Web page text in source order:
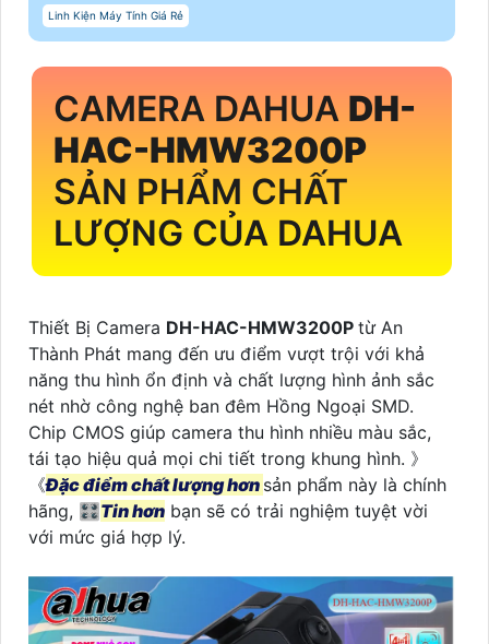
Linh Kiện Máy Tính Giá Rẻ
CAMERA DAHUA DH-
HAC-HMW3200P
SẢN PHẨM CHẤT
LƯỢNG CỦA DAHUA
Thiết Bị Camera DH-HAC-HMW3200P từ An
Thành Phát mang đến ưu điểm vượt trội với khả
năng thu hình ổn định và chất lượng hình ảnh sắc
nét nhờ công nghệ ban đêm Hồng Ngoại SMD.
Chip CMOS giúp camera thu hình nhiều màu sắc,
tái tạo hiệu quả mọi chi tiết trong khung hình. 》
《Đặc điểm chất lượng hơn sản phẩm này là chính
hãng, 🎛Tin hơn bạn sẽ có trải nghiệm tuyệt vời
với mức giá hợp lý.